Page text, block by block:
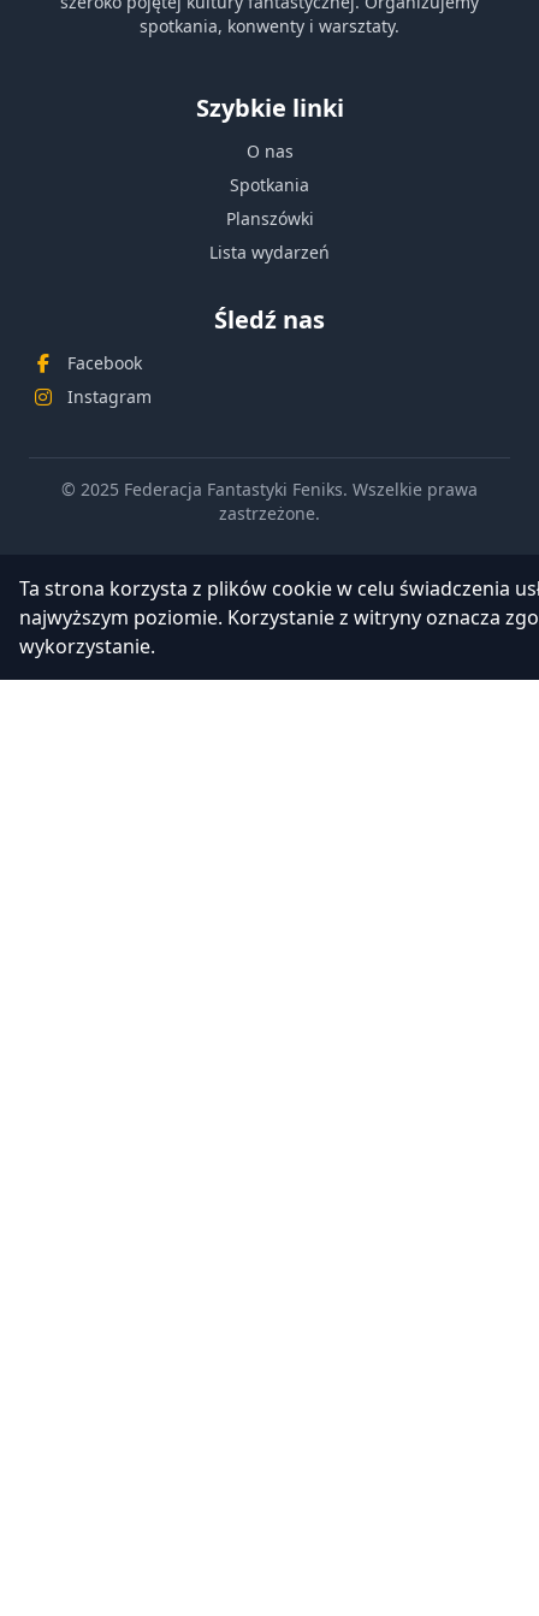
spotkania, konwenty i warsztaty.
Szybkie linki
O nas
Spotkania
Planszówki
Lista wydarzeń
Śledź nas
Facebook
Instagram
© 2025 Federacja Fantastyki Feniks. Wszelkie prawa
zastrzeżone.
Ta strona korzysta z plików cookie w celu świadczenia
najwyższym poziomie. Korzystanie z witryny oznacza
wykorzystanie.